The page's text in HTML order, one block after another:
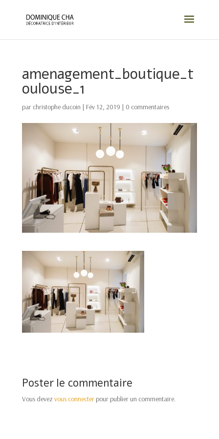
amenagement_boutique_t
oulouse_1
par christophe ducoin | Fév 12, 2019 | 0 commentaires
Poster le commentaire
Vous devez vous connecterpour publier un commentaire.